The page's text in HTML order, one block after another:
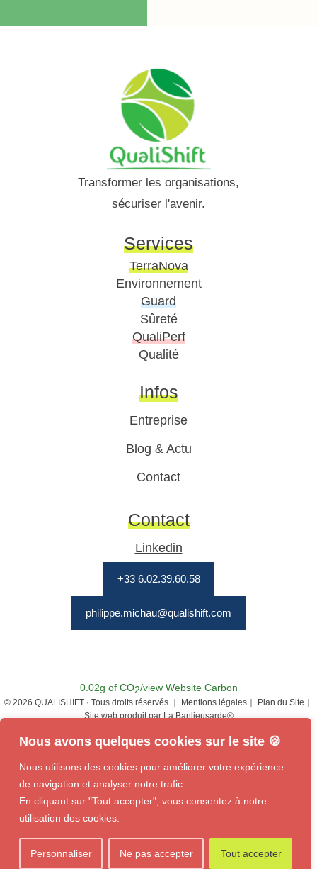
Nous avons quelques cookies sur le site 🍪
Nous utilisons des cookies pour améliorer votre expérience
de navigation et analyser notre trafic.
En cliquant sur "Tout accepter", vous consentez à notre
utilisation des cookies.
Personnaliser Ne pas accepter Tout accepter
Transformer les organisations,
sécuriser l'avenir.
Services
TerraNova
Environnement
Guard
Sûreté
QualiPerf
Qualité
Infos
Entreprise
Blog & Actu
Contact
Contact
Linkedin
+33 6.02.39.60.58
philippe.michau@qualishift.com
0.02g of CO2/view Website Carbon
© 2026 QUALISHIFT · Tous droits réservés ｜ Mentions légales｜ Plan du Site｜
Site web produit par La Banlieusarde®